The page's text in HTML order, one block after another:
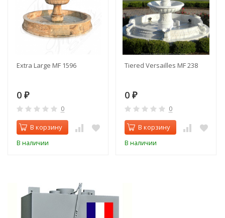
Extra Large MF 1596
0 ₽
0
В корзину
В наличии
Tiered Versailles MF 238
0 ₽
0
В корзину
В наличии